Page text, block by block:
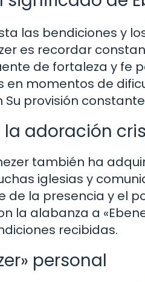
las bendiciones y
es recordar
de fortaleza y fe
en momentos de
provisión
la adoración
también ha
iglesias y
la presencia y el
la alabanza a
recibidas.
personal